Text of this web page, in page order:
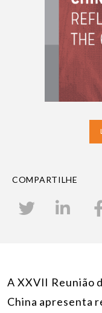
COMPARTILHE
A XXVII Reunião
China apresenta